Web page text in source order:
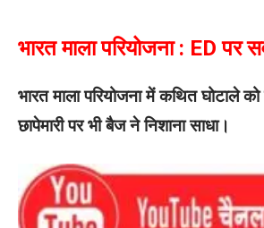
भारत माला परियोजना : ED पर
भारत माला परियोजना में कथित घोटाले
छापेमारी पर भी बैज ने निशाना साधा।